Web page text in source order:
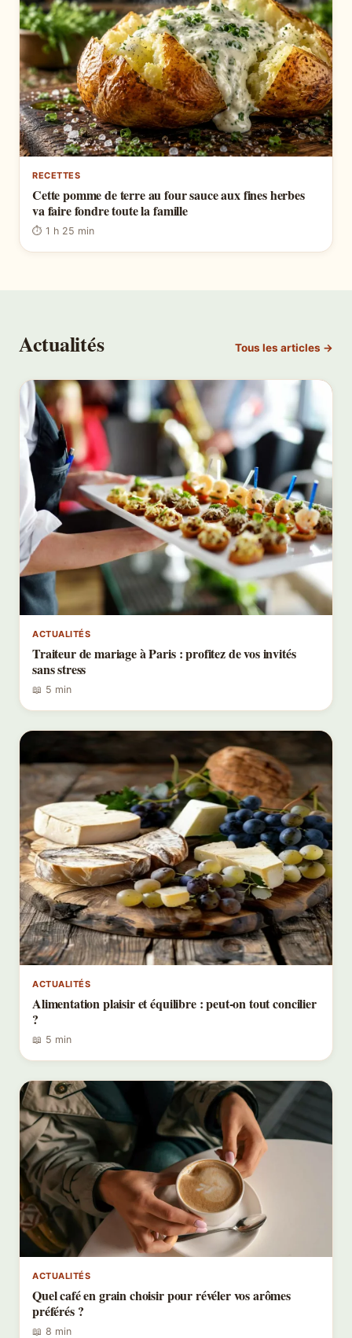
RECETTES
Cette pomme de terre au four sauce aux fines herbes
va faire fondre toute la famille
⏱ 1 h 25 min
Actualités Tous les articles →
ACTUALITÉS
Traiteur de mariage à Paris : profitez de vos invités
sans stress
📖 5 min
ACTUALITÉS
Alimentation plaisir et équilibre : peut-on tout concilier
?
📖 5 min
ACTUALITÉS
Quel café en grain choisir pour révéler vos arômes
préférés ?
📖 8 min